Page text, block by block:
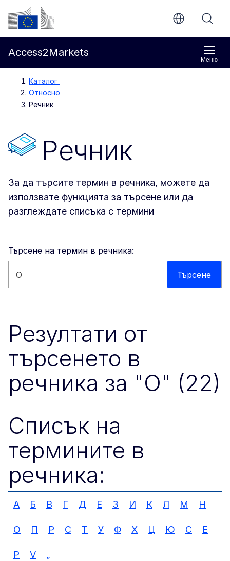
Направо към основното съдържание
Европейска комисия
Меню
Access2Markets
Каталог
Относно
Речник
Речник
За да търсите термин в речника, можете да
използвате функцията за търсене или да
разглеждате списъка с термини
Търсене на термин в речника:
Търсене в този уебсайт Търсене
Резултати от
търсенето в
речника за "O" (22)
Списък на
термините в
речника:
А Б В Г Д Е З И К Л М Н
О П Р С Т У Ф Х Ц Ю C E
P V „